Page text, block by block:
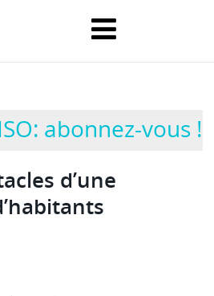
abonnez-vous !
d’une